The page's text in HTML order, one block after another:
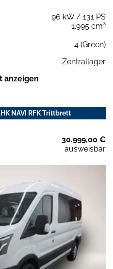
96 kW / 131 PS
1.995 cm³
4 (Green)
Zentrallager
anzeigen
NAVI RFK Trittbrett
30.999,00 €
ausweisbar